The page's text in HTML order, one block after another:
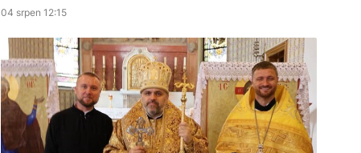
04 srpen 12:15